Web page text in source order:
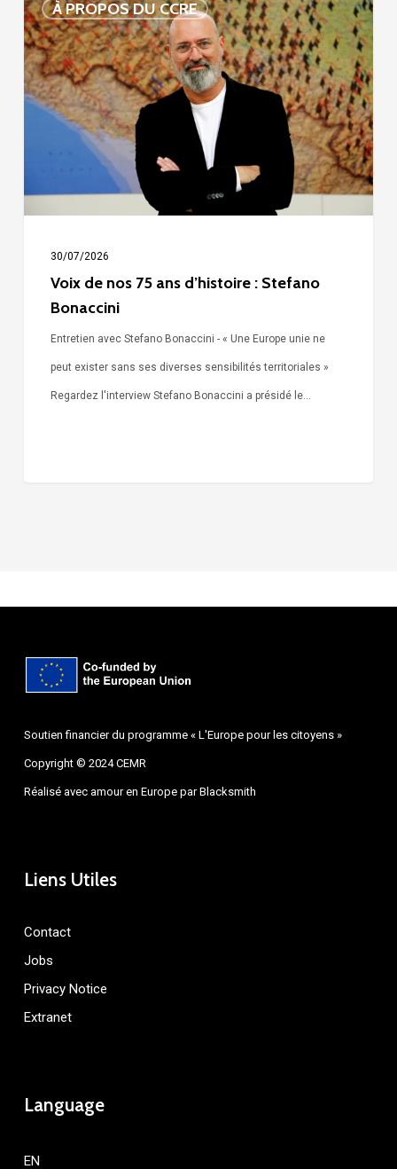
À PROPOS DU CCRE
de
nos
75
ans
d’histoire
Stefano
Bonaccini
30/07/2026
Voix de nos 75 ans d’histoire : Stefano
Bonaccini
Entretien avec Stefano Bonaccini - « Une Europe unie ne
peut exister sans ses diverses sensibilités territoriales »
Regardez l'interview Stefano Bonaccini a présidé le…
Soutien financier du programme « L'Europe pour les citoyens »
Copyright © 2024 CEMR
Réalisé avec amour en Europe parBlacksmith
Liens Utiles
Contact
Jobs
Privacy Notice
Extranet
Language
EN